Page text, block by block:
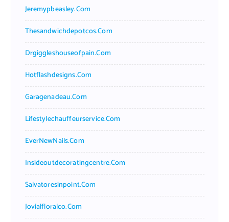
Jeremypbeasley.com
Thesandwichdepotcos.com
Drgiggleshouseofpain.com
Hotflashdesigns.com
Garagenadeau.com
Lifestylechauffeurservice.com
EverNewNails.com
Insideoutdecoratingcentre.com
Salvatoresinpoint.com
Jovialfloralco.com